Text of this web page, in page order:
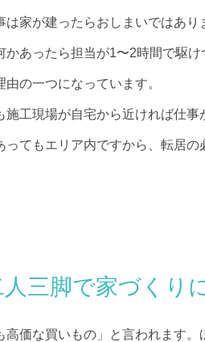
は家が建ったらおしまいではあ
かあったら担当が1〜2時間で駆
の一つになっています。
施工現場が自宅から近ければ仕
ってもエリア内ですから、転居
三脚で家づくり
高価な買いもの」と言われます